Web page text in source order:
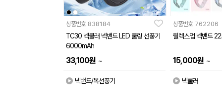
상품번호 838184
TC30 넥쿨러 넥밴드 LED 쿨링 선풍기
6000mAh
33,100원 ~
넥밴드/목선풍기
상품번호 762206
릴렉스업 넥밴드
15,000원 ~
넥쿨러